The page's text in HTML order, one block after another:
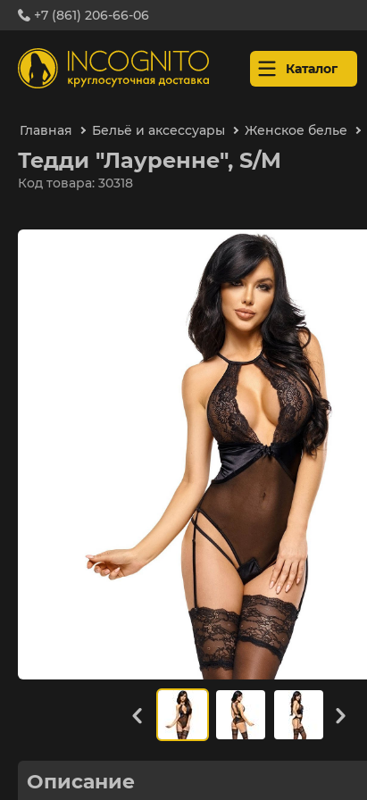
+7 (861) 206-66-06
Каталог
Главная Бельё и аксессуары Женское белье
Тедди "Лауренне", S/M
Код товара: 30318
Описание